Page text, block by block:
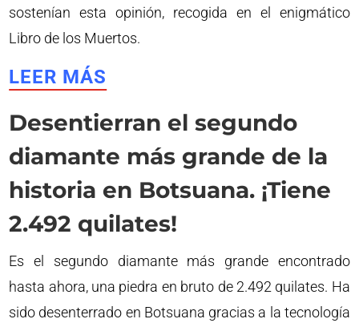
sostenían esta opinión, recogida en el enigmático
Libro de los Muertos.
LEER MÁS
Desentierran el segundo
diamante más grande de la
historia en Botsuana. ¡Tiene
2.492 quilates!
Es el segundo diamante más grande encontrado
hasta ahora, una piedra en bruto de 2.492 quilates. Ha
sido desenterrado en Botsuana gracias a la tecnología